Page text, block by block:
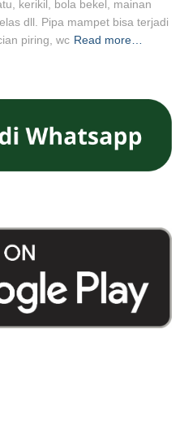
kerikil, bola bekel, mainan
dll. Pipa mampet bisa terjadi
piring, wc Read more…